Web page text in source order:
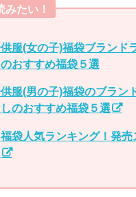
みたい！
服(女の子)福袋ブランド
おすすめ福袋５選
服(男の子)福袋のブラン
のおすすめ福袋５選
福袋人気ランキング！発